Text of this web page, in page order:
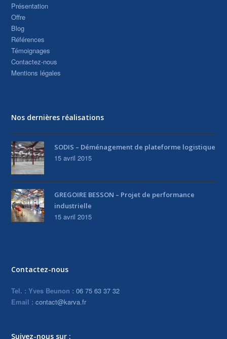
Présentation
Offre
Blog
Références
Témoignages
Contactez-nous
Mentions légales
Nos dernières réalisations
SODIS – Déménagement de plateforme logistique
15 avril 2015
GREGOIRE BESSON – Projet de performance
industrielle
15 avril 2015
Contactez-nous
Tel. : Yves Beunon : 06 75 63 37 32
Email :contact@karva.fr
Suivez-nous sur :